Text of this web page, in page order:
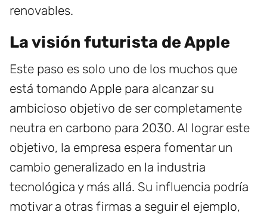
renovables.
La visión futurista de Apple
Este paso es solo uno de los muchos que
está tomando Apple para alcanzar su
ambicioso objetivo de ser completamente
neutra en carbono para 2030. Al lograr este
objetivo, la empresa espera fomentar un
cambio generalizado en la industria
tecnológica y más allá. Su influencia podría
motivar a otras firmas a seguir el ejemplo,